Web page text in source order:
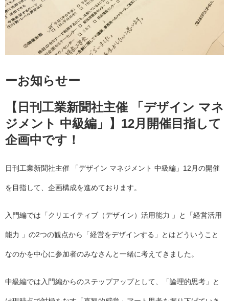
ーお知らせー
【日刊工業新聞社主催 「デザイン マネ
ジメント 中級編」】12月開催目指して
企画中です！
日刊工業新聞社主催 「デザイン マネジメント 中級編」12月の開催
を目指して、企画構成を進めております。
入門編では「クリエイティブ（デザイン）活用能力 」と「経営活用
能力 」の2つの観点から「経営をデザインする」とはどういうこと
なのかを中心に参加者のみなさんと一緒に考えてきました。
中級編では入門編からのステップアップとして、「論理的思考」と